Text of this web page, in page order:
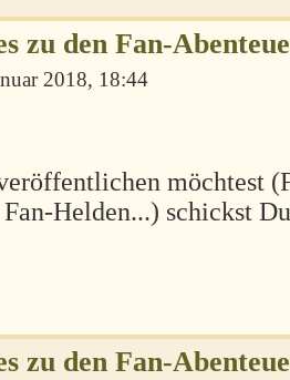
zu den Fan-
2018, 18:44
möchtest
Helden...) schickst
zu den Fan-